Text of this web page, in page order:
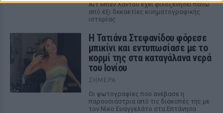
Αΐτ Μπεν Χαντού έχει φιλοξενήσει πάνω
από έξι δεκαετίες κινηματογραφικής
ιστορίας
Η Τατιάνα Στεφανίδου φόρεσε
μπικίνι και εντυπωσίασε με το
κορμί της στα καταγάλανα νερά
του Ιονίου
ΣΉΜΕΡΑ
Οι φωτογραφίες που ανέβασε η
παρουσιάστρια από τις διακοπές της με
τον Νίκο Ευαγγελάτο στα Επτάνησα